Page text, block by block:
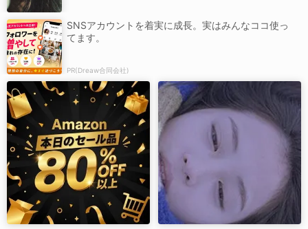
SNSアカウントを着実に成長。実はみんなココ使っ
てます。
PR(Dreaw合同会社)